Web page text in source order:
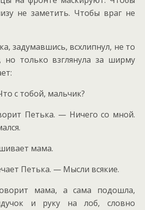
не заметить. Чтобы враг не
задумавшись, всхлипнул, не то
но только взглянула за ширму
с тобой, мальчик?
Петька. — Ничего со мной.
мама.
Петька. — Мысли всякие.
мама, а сама подошла,
и руку на лоб, словно